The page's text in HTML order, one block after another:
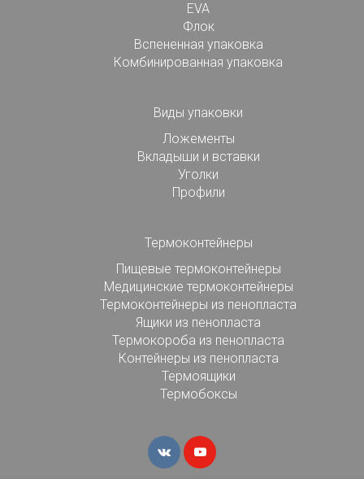
EVA
Флок
Вспененная упаковка
Комбинированная упаковка
Виды упаковки
Ложементы
Вкладыши и вставки
Уголки
Профили
Термоконтейнеры
Пищевые термоконтейнеры
Медицинские термоконтейнеры
Термоконтейнеры из пенопласта
Ящики из пенопласта
Термокороба из пенопласта
Контейнеры из пенопласта
Термоящики
Термобоксы